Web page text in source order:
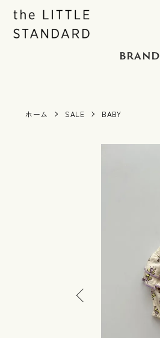
BRAND
ホーム SALE BABY